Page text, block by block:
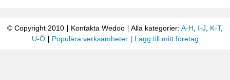
© Copyright 2010 Kontakta Wedoo Alla kategorier: A-H I-J K-T,
U-Ö
Populära verksamheter Lägg till mitt företag